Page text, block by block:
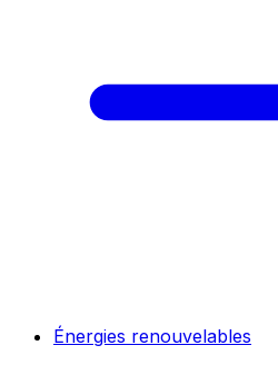
Énergies renouvelables